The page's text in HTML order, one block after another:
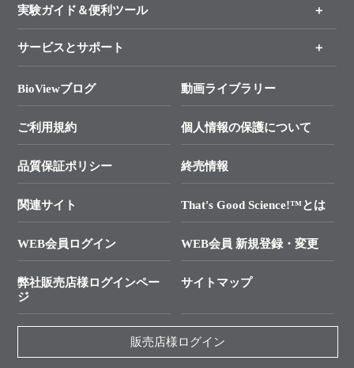
新製品情報
キャンペーン
タカラバイオ各種会員募集のお知らせ
終売製品のお知らせ
価格改定のご案内
技術セミナーのご案内
タカラバイオ発表文献
実験ガイド＆便利ツール
リアルタイムPCR実験のススメ
幹細胞・再生医療研究ガイド
クローニング実験ガイド
SMARTer NGSポータルサイト
プライマー設計
制限酵素切断サイトの検索
ユーザーズボイス集
抗体検索サイト
サービスとサポート
総合お問い合わせ
├ 実験コンシェルジュ
├ 受託サービスお問い合わせ
資料請求 機器関連
資料請求 受託関連
資料請求 核酸抽出・精製カタログ
BioViewブログ 動画ライブラリー
ご利用規約 個人情報の保護について
品質保証ポリシー 終売情報
関連サイト That's Good Science!™とは
WEB会員ログイン WEB会員 新規登録・変更
弊社販売店様ログインペー
ジ
サイトマップ
販売店様ログイン